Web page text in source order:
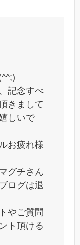
記念すべ
きまして
しいで
お疲れ様
グチさん
ログは退
やご質問
ト頂ける